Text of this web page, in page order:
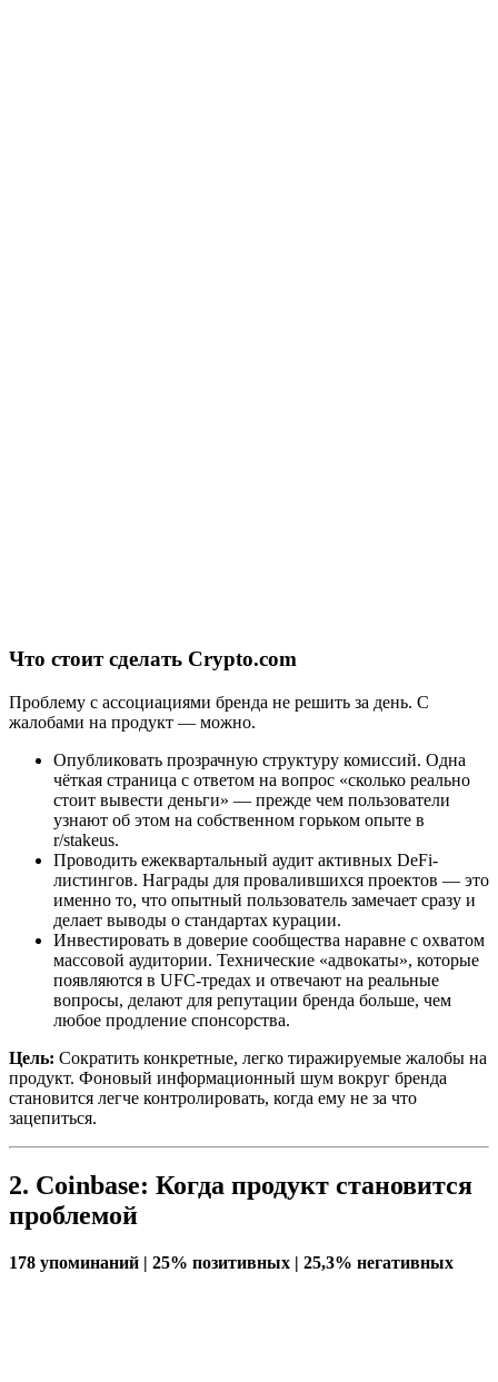
Что стоит сделать Crypto.com
Проблему с ассоциациями бренда не решить за день. С
жалобами на продукт — можно.
Опубликовать прозрачную структуру комиссий. Одна
чёткая страница с ответом на вопрос «сколько реально
стоит вывести деньги» — прежде чем пользователи
узнают об этом на собственном горьком опыте в
r/stakeus.
Проводить ежеквартальный аудит активных DeFi-
листингов. Награды для провалившихся проектов — это
именно то, что опытный пользователь замечает сразу и
делает выводы о стандартах курации.
Инвестировать в доверие сообщества наравне с охватом
массовой аудитории. Технические «адвокаты», которые
появляются в UFC-тредах и отвечают на реальные
вопросы, делают для репутации бренда больше, чем
любое продление спонсорства.
Цель: Сократить конкретные, легко тиражируемые жалобы на
продукт. Фоновый информационный шум вокруг бренда
становится легче контролировать, когда ему не за что
зацепиться.
2. Coinbase: Когда продукт становится
проблемой
178 упоминаний | 25% позитивных | 25,3% негативных